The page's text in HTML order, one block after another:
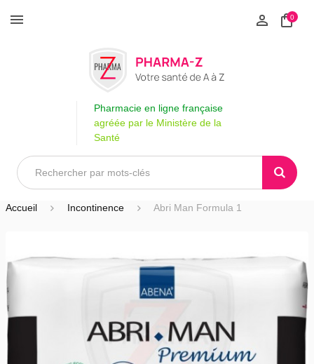
0
Pharmacie en ligne française
agréée par le Ministère de la
Santé
Accueil Incontinence Abri Man Formula 1